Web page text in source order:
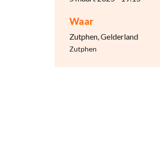
Waar
Zutphen, Gelderland
Zutphen